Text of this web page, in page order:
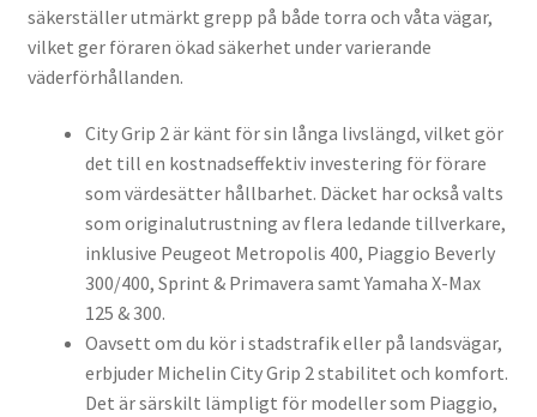
säkerställer utmärkt grepp på både torra och våta vägar,
vilket ger föraren ökad säkerhet under varierande
väderförhållanden.
City Grip 2 är känt för sin långa livslängd, vilket gör
det till en kostnadseffektiv investering för förare
som värdesätter hållbarhet. Däcket har också valts
som originalutrustning av flera ledande tillverkare,
inklusive Peugeot Metropolis 400, Piaggio Beverly
300/400, Sprint & Primavera samt Yamaha X-Max
125 & 300.
Oavsett om du kör i stadstrafik eller på landsvägar,
erbjuder Michelin City Grip 2 stabilitet och komfort.
Det är särskilt lämpligt för modeller som Piaggio,